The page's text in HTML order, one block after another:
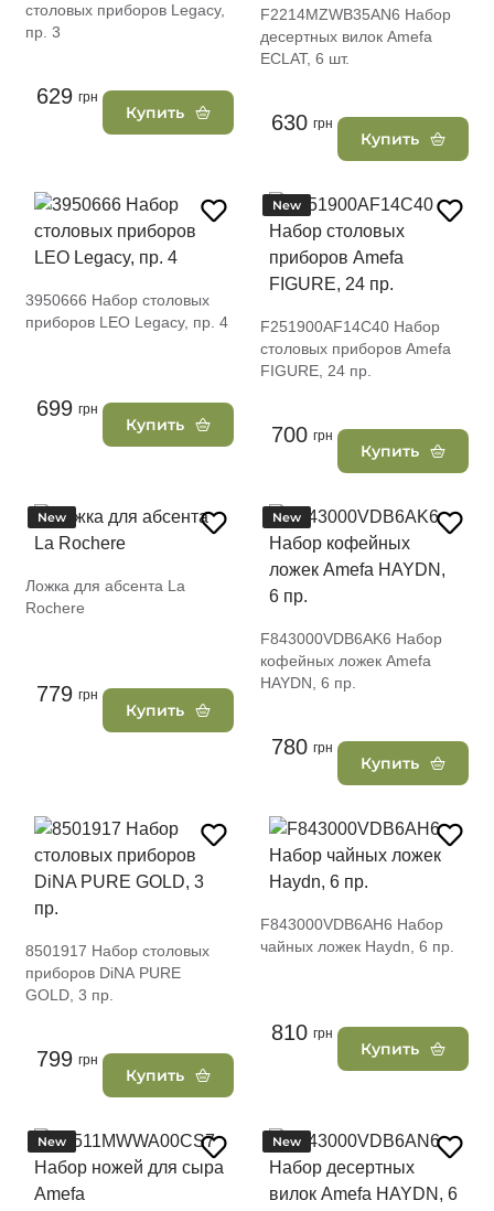
столовых приборов Legacy,
пр. 3
629 грн
Купить
F2214MZWB35AN6 Набор
десертных вилок Amefa
ECLAT, 6 шт.
630 грн
Купить
3950666 Набор столовых
приборов LEO Legacy, пр. 4
699 грн
Купить
New
F251900AF14C40 Набор
столовых приборов Amefa
FIGURE, 24 пр.
700 грн
Купить
New
Ложка для абсента La
Rochere
779 грн
Купить
New
F843000VDB6AK6 Набор
кофейных ложек Amefa
HAYDN, 6 пр.
780 грн
Купить
8501917 Набор столовых
приборов DiNA PURE
GOLD, 3 пр.
799 грн
Купить
F843000VDB6AH6 Набор
чайных ложек Haydn, 6 пр.
810 грн
Купить
New New